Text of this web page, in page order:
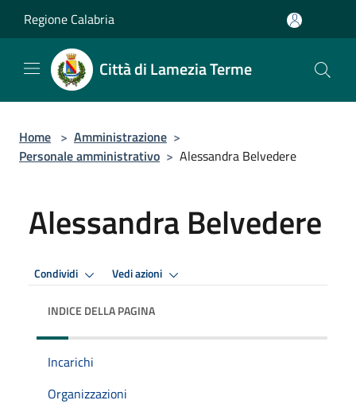
Regione Calabria
Città di Lamezia Terme
Home > Amministrazione >
Personale amministrativo > Alessandra Belvedere
Alessandra Belvedere
Condividi Vedi azioni
INDICE DELLA PAGINA
Incarichi
Organizzazioni